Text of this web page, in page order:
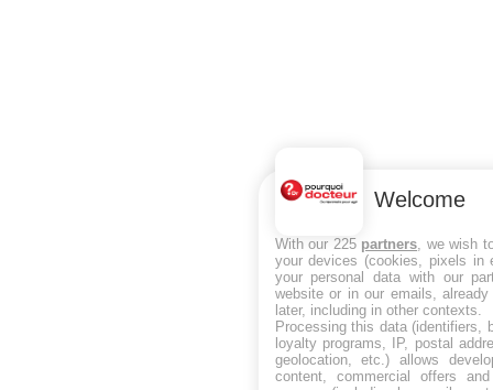
Welcome
With our 225 partners , we wish
your devices (cookies, pixels in
your personal data with our
website or in our emails,
later, including in other contexts.
Processing this data (identifiers,
loyalty programs, IP, postal
geolocation, etc.) allows
content, commercial offers